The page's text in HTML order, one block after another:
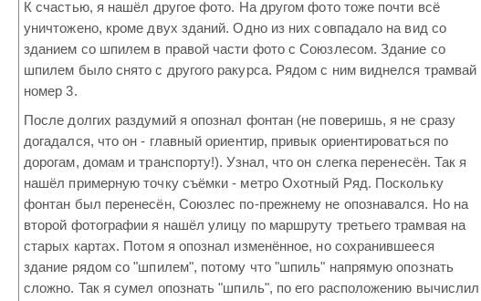
К счастью, я нашёл другое фото. На другом фото тоже почти всё
уничтожено, кроме двух зданий. Одно из них совпадало на вид со
зданием со шпилем в правой части фото с Союзлесом. Здание со
шпилем было снято с другого ракурса. Рядом с ним виднелся трамвай
номер 3.
После долгих раздумий я опознал фонтан (не поверишь, я не сразу
догадался, что он - главный ориентир, привык ориентироваться по
дорогам, домам и транспорту!). Узнал, что он слегка перенесён. Так я
нашёл примерную точку съёмки - метро Охотный Ряд. Поскольку
фонтан был перенесён, Союзлес по-прежнему не опознавался. Но на
второй фотографии я нашёл улицу по маршруту третьего трамвая на
старых картах. Потом я опознал изменённое, но сохранившееся
здание рядом со "шпилем", потому что "шпиль" напрямую опознать
сложно. Так я сумел опознать "шпиль", по его расположению вычислил